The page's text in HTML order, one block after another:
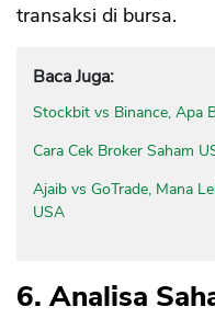
transaksi di bursa.
Baca Juga:
Stockbit vs Binance, Apa
Cara Cek Broker Saham
Ajaib vs GoTrade, Mana
USA
6. Analisa